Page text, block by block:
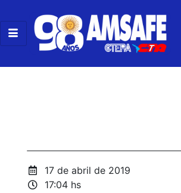
17 de abril de 2019
17:04 hs